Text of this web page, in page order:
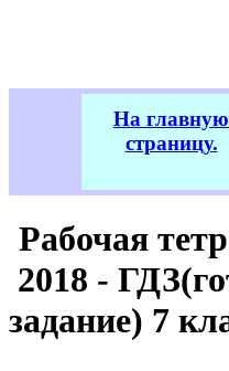
На главную
страницу.
Рабочая
2018 -
задание) 7